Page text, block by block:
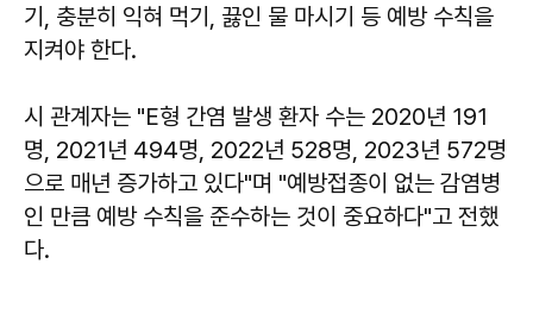
기, 충분히 익혀 먹기, 끓인 물 마시기 등 예방 수칙을
지켜야 한다.
시 관계자는 "E형 간염 발생 환자 수는 2020년 191
명, 2021년 494명, 2022년 528명, 2023년 572명
으로 매년 증가하고 있다"며 "예방접종이 없는 감염병
인 만큼 예방 수칙을 준수하는 것이 중요하다"고 전했
다.